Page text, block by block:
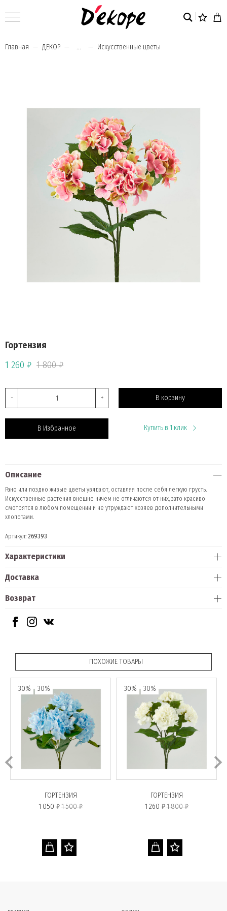
Главная ДЕКОР ... Искусственные цветы
Гортензия
1 260 ₽ 1 800 ₽
- + В корзину
В Избранное Купить в 1 клик
Описание
Рано или поздно живые цветы увядают, оставляя после себя легкую грусть.
Искусственные растения внешне ничем не отличаются от них, зато красиво
смотрятся в любом помещении и не утруждают хозяев дополнительными
хлопотами.
Артикул: 269393
Характеристики
Доставка
Возврат
ПОХОЖИЕ ТОВАРЫ
30% 30%
ГОРТЕНЗИЯ
1 050 ₽1 500 ₽
30% 30%
ГОРТЕНЗИЯ
1 260 ₽1 800 ₽